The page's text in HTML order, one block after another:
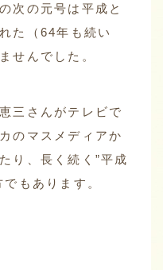
次の元号は平成と
た（64年も続い
せんでした。
三さんがテレビで
のマスメディアか
り、長く続く”平成
もあります。